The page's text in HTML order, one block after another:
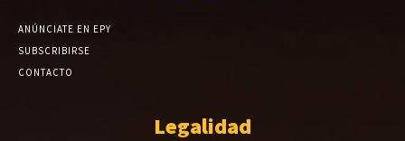
ANÚNCIATE EN EPY
SUBSCRIBIRSE
CONTACTO
Legalidad